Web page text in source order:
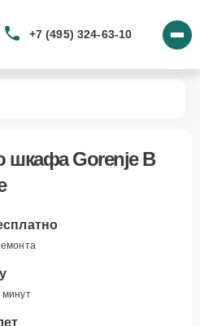
+7 (495) 324-63-10
шкафа Gorenje B
минут